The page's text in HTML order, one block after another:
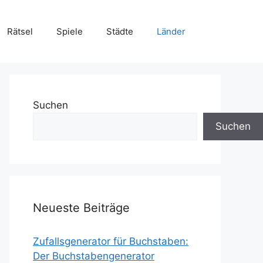
Rätsel Spiele Städte Länder
Suchen
Suchen
Neueste Beiträge
Zufallsgenerator für Buchstaben:
Der Buchstabengenerator